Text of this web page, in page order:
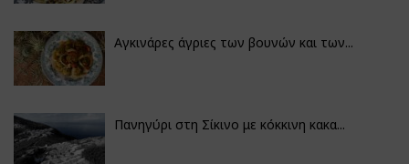
Αγκινάρες άγριες των βουνών και των...
Πανηγύρι στη Σίκινο με κόκκινη κακα...